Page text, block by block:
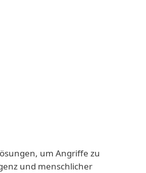
um Angriffe zu
und menschlicher